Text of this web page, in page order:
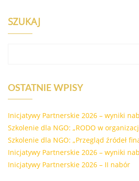
SZUKAJ
OSTATNIE WPISY
Inicjatywy Partnerskie 2026 – wyniki
Szkolenie dla NGO: „RODO w
Szkolenie dla NGO: „Przegląd źródeł
Inicjatywy Partnerskie 2026 – wyniki
Inicjatywy Partnerskie 2026 – II nabór